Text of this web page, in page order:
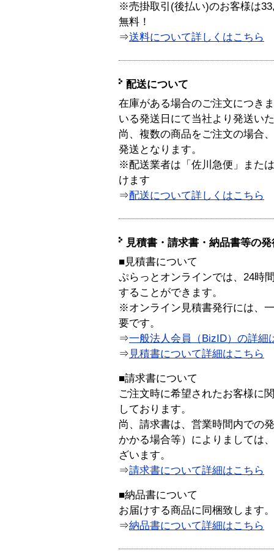
※売掛取引(後払い)のお客様は
無料！
⇒送料について詳しくはこちら
配送について
在庫がある場合のご注文につき
いる発送日にて当社より発送い
尚、複数の商品をご注文の場合
発送となります。
※配送業者は「佐川急便」また
けます
⇒配送について詳しくはこちら
見積書・請求書・納品書等の
■見積書について
ぷらっとオンラインでは、24時
することができます。
※オンライン見積書発行には、
要です。
⇒一般法人会員（BizID）の詳細
⇒ 見積書について詳細はこちら
■請求書について
ご注文時に希望されたお客様に
しております。
尚、請求書は、営業時間内での
かかる場合等）によりましては
ざいます。
⇒請求書について詳細はこちら
■納品書について
お届けする商品に同梱致します。
⇒納品書について詳細はこちら